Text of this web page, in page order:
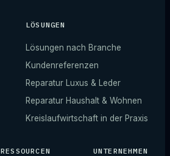
LÖSUNGEN
Lösungen nach Branche
Kundenreferenzen
Reparatur Luxus & Leder
Reparatur Haushalt & Wohnen
Kreislaufwirtschaft in der Praxis
RESSOURCEN UNTERNEHMEN